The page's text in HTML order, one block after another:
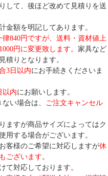
して、後ほど改めて見積りを送
金額を明記してあります。
律840円ですが、送料・資材値上
円に変更致します。 家具など
積りとなります。
3日以内にお手続きくださいま
以内にお願いします。
い場合は、 ご注文キャンセル
ますが商品サイズによってはク
用する場合がございます。
客様のご希望に対応しますが休
ございます。
て対応しております。